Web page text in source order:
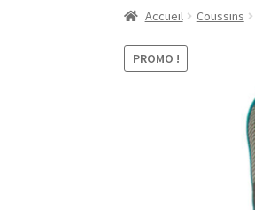
Accueil Coussins
PROMO !